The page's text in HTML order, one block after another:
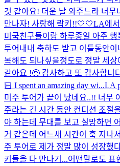
것 같아요! 더운 날 와주느라 너무
만나자! 사랑해 락키!!🤍🤍LA에
미국친구들이랑 하루종일 아주
투어내내 축하도 받고 이틀동안
복해도 되나싶을정도로 정말 세
같아요 !🥹 감사하고 또 감사합
🏻 I spent an amazing day wi...LA
미주 투어가 끝이 났네요..!! 너무
주라는 긴 시간 동안 컨디션 조절
야 하는데 무대를 보고 실망하면
거 같은데 어느새 시간이 훅 지나
주 투어로 제가 정말 많이 성장했
키들을 다 만나기...어떤말로도 표